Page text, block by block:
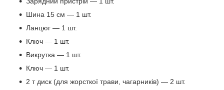
Шина 15 см — 1 шт.
Ланцюг — 1 шт.
Ключ — 1 шт.
Викрутка — 1 шт.
Ключ — 1 шт.
2 т диск (для жорсткої трави, чагарників) — 2 шт.